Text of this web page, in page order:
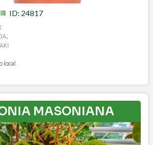
ID: 24817
;
local.
MASONIANA